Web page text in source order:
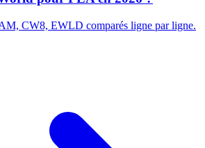
CW8, EWLD comparés ligne par ligne.